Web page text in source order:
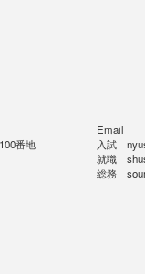
番地
Email
入試
就職
総務